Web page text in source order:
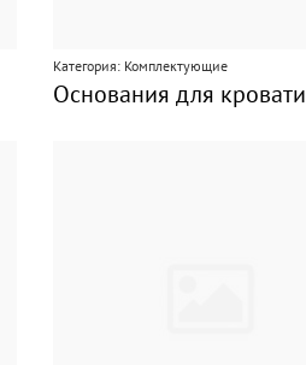
Категория: Комплектующие
Основания для кровати